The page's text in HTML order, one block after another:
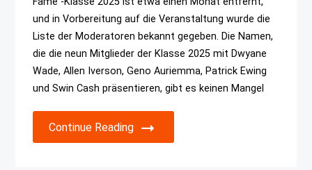
und in Vorbereitung auf die Veranstaltung wurde die
Liste der Moderatoren bekannt gegeben. Die Namen,
die die neun Mitglieder der Klasse 2025 mit Dwyane
Wade, Allen Iverson, Geno Auriemma, Patrick Ewing
und Swin Cash präsentieren, gibt es keinen Mangel
Continue Reading